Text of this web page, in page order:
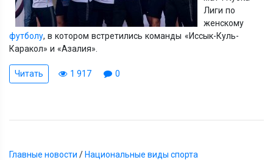
Лиги по
женскому
футболу, в котором встретились команды «Иссык-Куль-
Каракол» и«Азалия»
Читать 1 917 0
Главные новости / Национальные виды спорта